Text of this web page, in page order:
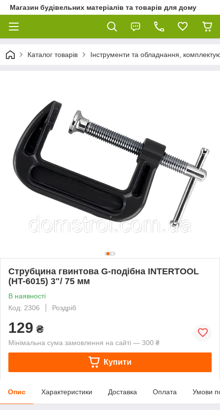
Магазин будівельних матеріалів та товарів для дому
Каталог товарів Інструменти та обладнання,
Струбцина гвинтова G-подібна INTERTOOL
(HT-6015) 3"/ 75 мм
В наявності
Код: 2306
Роздріб
129 ₴
Мінімальна сума замовлення на сайті — 300 ₴
Купити
Опис Характеристики Доставка Оплата Умови